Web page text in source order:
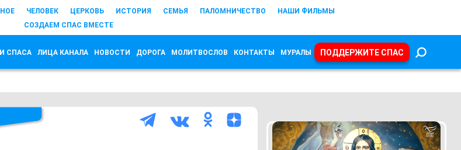
ЧЕЛОВЕК ЦЕРКОВЬ ИСТОРИЯ СЕМЬЯ ПАЛОМНИЧЕСТВО
НАШИ ФИЛЬМЫ
СОЗДАЕМ СПАС ВМЕСТЕ
СПАСА ЛИЦА КАНАЛА НОВОСТИ ДОРОГА МОЛИТВОСЛОВ КОНТАКТЫ МУРАЛЫ ПОДДЕРЖИТЕ СПАС